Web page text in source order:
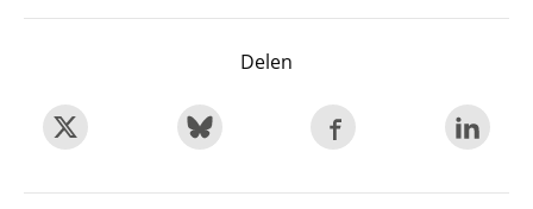
Delen